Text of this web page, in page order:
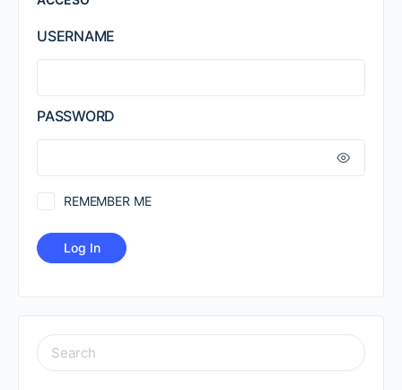
USERNAME
PASSWORD
REMEMBER ME
SEARCH
FOR: